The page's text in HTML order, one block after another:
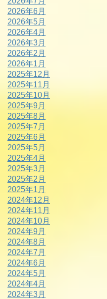
2026年6月
2026年5月
2026年4月
2026年3月
2026年2月
2026年1月
2025年12月
2025年11月
2025年10月
2025年9月
2025年8月
2025年7月
2025年6月
2025年5月
2025年4月
2025年3月
2025年2月
2025年1月
2024年12月
2024年11月
2024年10月
2024年9月
2024年8月
2024年7月
2024年6月
2024年5月
2024年4月
2024年3月